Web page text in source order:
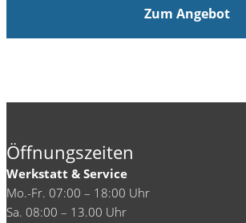
Zum Angebot
Öffnungszeiten
Werkstatt & Service
Mo.-Fr. 07:00 – 18:00 Uhr
Sa. 08:00 – 13.00 Uhr